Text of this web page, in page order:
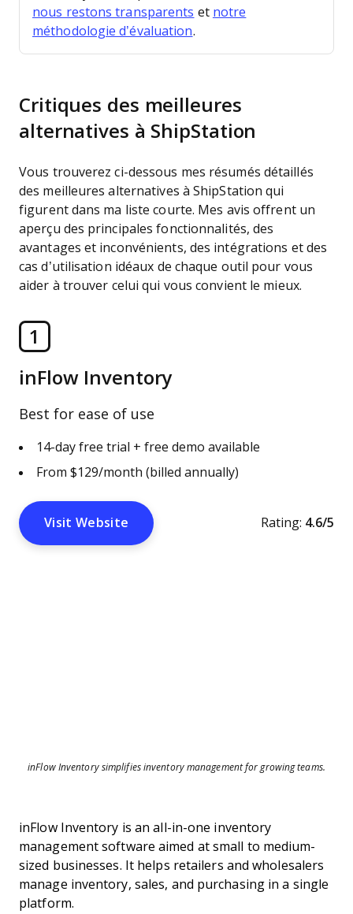
nous restons transparents et notre
méthodologie d’évaluation.
Critiques des meilleures
alternatives à ShipStation
Vous trouverez ci-dessous mes résumés détaillés
des meilleures alternatives à ShipStation qui
figurent dans ma liste courte. Mes avis offrent un
aperçu des principales fonctionnalités, des
avantages et inconvénients, des intégrations et des
cas d’utilisation idéaux de chaque outil pour vous
aider à trouver celui qui vous convient le mieux.
1
inFlow Inventory
Best for ease of use
14-day free trial + free demo available
From $129/month (billed annually)
Visit Website Rating: 4.6/5
inFlow Inventory simplifies inventory management for growing teams.
inFlow Inventory is an all-in-one inventory
management software aimed at small to medium-
sized businesses. It helps retailers and wholesalers
manage inventory, sales, and purchasing in a single
platform.